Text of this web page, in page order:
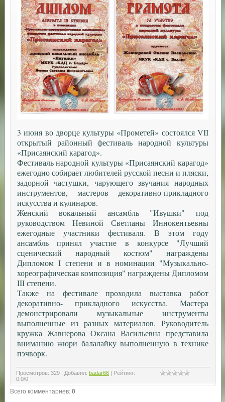
3 июня во дворце культуры «Прометей» состоялся VII
открытый районный фестиваль народной культуры
«Присаянский карагод».
Фестиваль народной культуры «Присаянский карагод»
ежегодно собирает любителей русской песни и пляски,
задорной частушки, чарующего звучания народных
инструментов, мастеров декоративно-прикладного
искусства и кулинаров.
Женский вокальный ансамбль "Ивушки" под
руководством Невиной Светланы Иннокентьевны
ежегодные участники фестиваля. В этом году
ансамбль принял участие в конкурсе "Лучший
сценический народный костюм" награждены
Дипломом I степени и в номинации "Музыкально-
хореографическая композиция" награждены Дипломом
III степени.
Также на фестивале проходила выставка работ
декоративно- прикладного искусства. Мастера
демонстрировали музыкальные инструменты
выполненные из разных материалов. Руководитель
кружка Жавнерова Оксана Васильевна представила
вниманию жюри балалайку выполненную в технике
пэчворк.
Просмотров: 329| Добавил: badar66 | Рейтинг:
0.0/0
Всего комментариев: 0